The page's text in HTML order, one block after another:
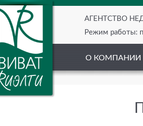
АГЕНТСТВО
Режим работы:
О КОМПАНИИ